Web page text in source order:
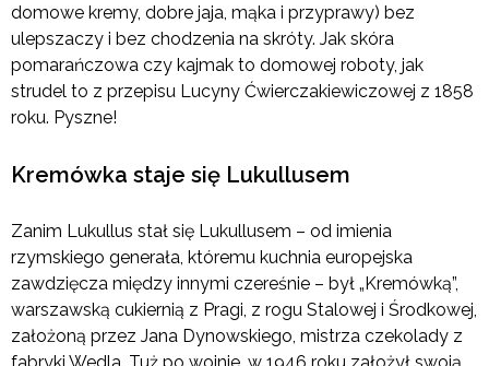
domowe kremy, dobre jaja, mąka i przyprawy) bez
ulepszaczy i bez chodzenia na skróty. Jak skóra
pomarańczowa czy kajmak to domowej roboty, jak
strudel to z przepisu Lucyny Ćwierczakiewiczowej z 1858
roku. Pyszne!
Kremówka staje się Lukullusem
Zanim Lukullus stał się Lukullusem – od imienia
rzymskiego generała, któremu kuchnia europejska
zawdzięcza między innymi czereśnie – był „Kremówką”,
warszawską cukiernią z Pragi, z rogu Stalowej i Środkowej,
założoną przez Jana Dynowskiego, mistrza czekolady z